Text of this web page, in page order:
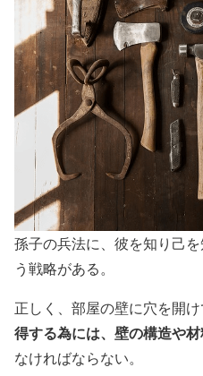
孫子の兵法に、彼を知り己
う戦略がある。
正しく、部屋の壁に穴を開
得する為には、壁の構造や
なければならない。